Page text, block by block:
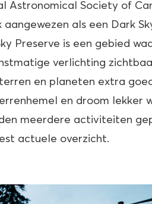
Astronomical Society of
als een Dark
Preserve is een gebied
verlichting
en planeten extra
en droom lekker
meerdere activiteiten
actuele overzicht.